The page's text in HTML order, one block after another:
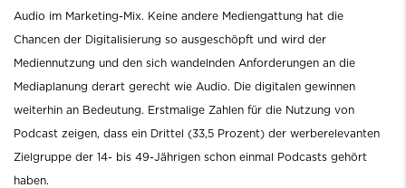
Audio im Marketing-Mix. Keine andere Mediengattung hat die
Chancen der Digitalisierung so ausgeschöpft und wird der
Mediennutzung und den sich wandelnden Anforderungen an die
Mediaplanung derart gerecht wie Audio. Die digitalen gewinnen
weiterhin an Bedeutung. Erstmalige Zahlen für die Nutzung von
Podcast zeigen, dass ein Drittel (33,5 Prozent) der werberelevanten
Zielgruppe der 14- bis 49-Jährigen schon einmal Podcasts gehört
haben.